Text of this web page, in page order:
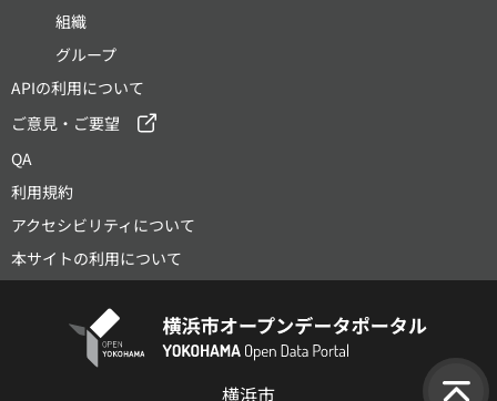
組織
グループ
APIの利用について
ご意見・ご要望
QA
利用規約
アクセシビリティについて
本サイトの利用について
横浜市